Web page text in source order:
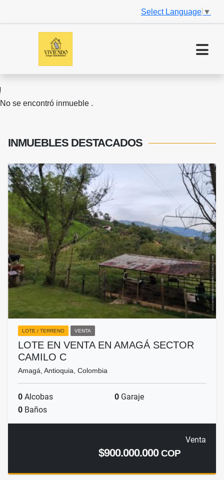
Select Language ▼
No se encontró inmueble .
INMUEBLES DESTACADOS
LOTE / TERRENO VENTA
LOTE EN VENTA EN AMAGÁ SECTOR
CAMILO C
Amagá, Antioquia, Colombia
0 Alcobas 0 Garaje
0 Baños
Venta
$900.000.000COP